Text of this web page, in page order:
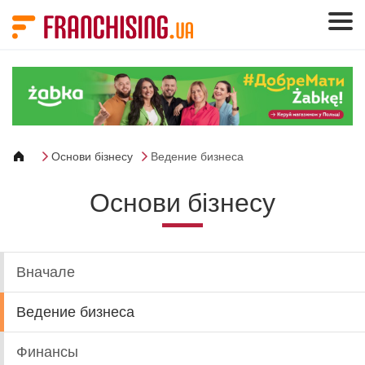
Основи бізнесу Ведение бизнеса
Основи бізнесу
Вначале
Ведение бизнеса
Финансы